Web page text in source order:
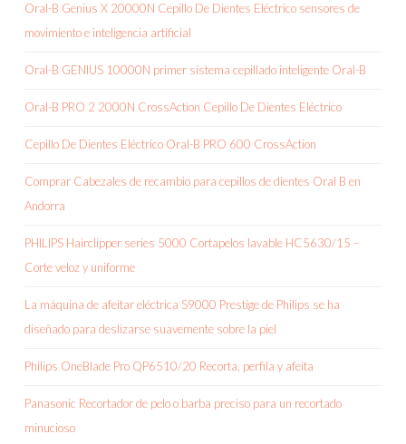
Oral-B Genius X 20000N Cepillo De Dientes Eléctrico sensores de
movimiento e inteligencia artificial
Oral-B GENIUS 10000N primer sistema cepillado inteligente Oral-B
Oral-B PRO 2 2000N CrossAction Cepillo De Dientes Eléctrico
Cepillo De Dientes Eléctrico Oral-B PRO 600 CrossAction
Comprar Cabezales de recambio para cepillos de dientes Oral B en
Andorra
PHILIPS Hairclipper series 5000 Cortapelos lavable HC5630/15 –
Corte veloz y uniforme
La máquina de afeitar eléctrica S9000 Prestige de Philips se ha
diseñado para deslizarse suavemente sobre la piel
Philips OneBlade Pro QP6510/20 Recorta, perfila y afeita
Panasonic Recortador de pelo o barba preciso para un recortado
minucioso